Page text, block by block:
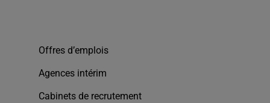
Offres d’emplois
Agences intérim
Cabinets de recrutement